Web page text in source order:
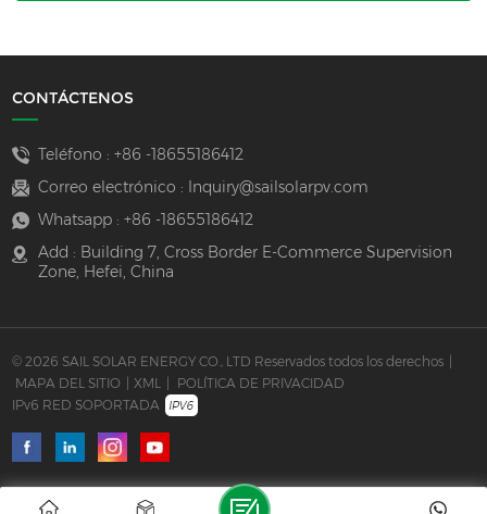
CONTÁCTENOS
Teléfono : +86 -18655186412
Correo electrónico :
Inquiry@sailsolarpv.com
Whatsapp : +86 -18655186412
Add : Building 7, Cross Border E-Commerce Supervision
Zone, Hefei, China
© 2026 SAIL SOLAR ENERGY CO., LTD Reservados todos los derechos |
MAPA DEL SITIO | XML | POLÍTICA DE PRIVACIDAD
IPv6 RED SOPORTADA